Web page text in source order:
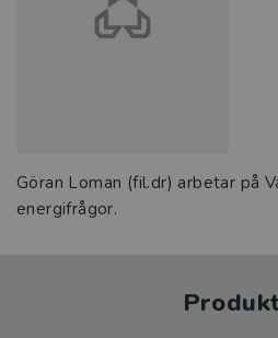
Göran Loman (fil.dr) arbetar på
energifrågor.